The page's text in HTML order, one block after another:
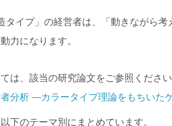
タイプ」の経営者は、「動きながら考
力になります。
は、該当の研究論文をご参照ください
分析 —カラータイプ理論をもちいた
下のテーマ別にまとめています。